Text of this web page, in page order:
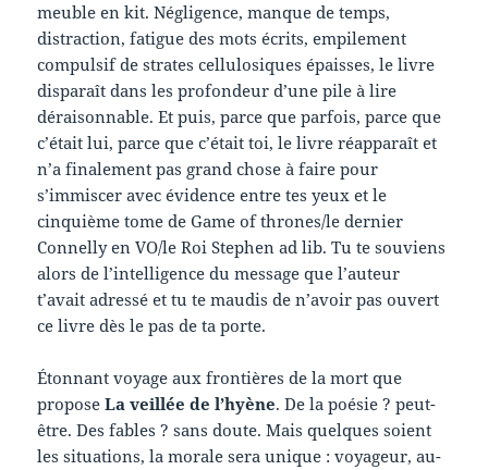
meuble en kit. Négligence, manque de temps,
distraction, fatigue des mots écrits, empilement
compulsif de strates cellulosiques épaisses, le livre
disparaît dans les profondeur d’une pile à lire
déraisonnable. Et puis, parce que parfois, parce que
c’était lui, parce que c’était toi, le livre réapparaît et
n’a finalement pas grand chose à faire pour
s’immiscer avec évidence entre tes yeux et le
cinquième tome de Game of thrones/le dernier
Connelly en VO/le Roi Stephen ad lib. Tu te souviens
alors de l’intelligence du message que l’auteur
t’avait adressé et tu te maudis de n’avoir pas ouvert
ce livre dès le pas de ta porte.
Étonnant voyage aux frontières de la mort que
proposeLa veillée de l’hyène. De la poésie ? peut-
être. Des fables ? sans doute. Mais quelques soient
les situations, la morale sera unique : voyageur, au-